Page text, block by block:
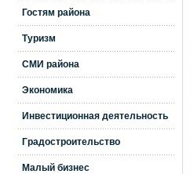
Гостям района
Туризм
СМИ района
Экономика
Инвестиционная деятельность
Градостроительство
Малый бизнес